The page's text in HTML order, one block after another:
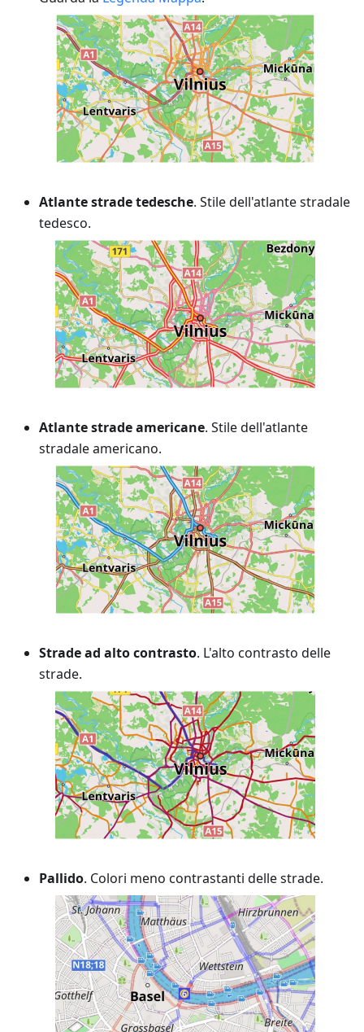
Atlante strade tedesche. Stile dell'atlante stradale
tedesco.
Atlante strade americane. Stile dell'atlante
stradale americano.
Strade ad alto contrasto. L'alto contrasto delle
strade.
Pallido. Colori meno contrastanti delle strade.